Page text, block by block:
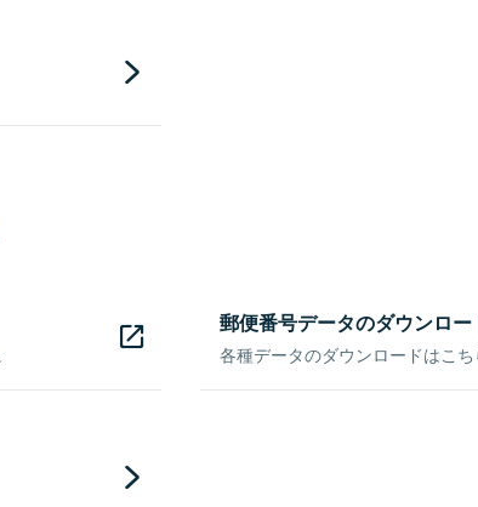
郵便番号データのダウンロー
各種データのダウンロードはこ